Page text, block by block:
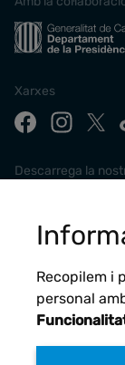
Xarxes
Descarrega la
Recopilem i
personal